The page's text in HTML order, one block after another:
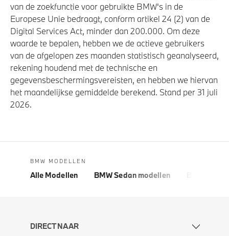
van de zoekfunctie voor gebruikte BMW's in de
Europese Unie bedraagt, conform artikel 24 (2) van de
Digital Services Act, minder dan 200.000. Om deze
waarde te bepalen, hebben we de actieve gebruikers
van de afgelopen zes maanden statistisch geanalyseerd,
rekening houdend met de technische en
gegevensbeschermingsvereisten, en hebben we hiervan
het maandelijkse gemiddelde berekend. Stand per 31 juli
2026.
BMW MODELLEN
Alle Modellen BMW Sedan modellen
DIRECT NAAR